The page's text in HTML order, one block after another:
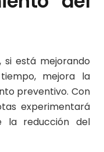
si está mejorando
mejora la
preventivo. Con
experimentará
la reducción del